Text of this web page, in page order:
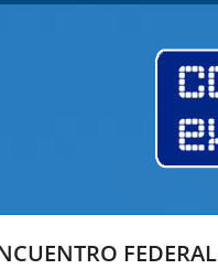
FEDERAL